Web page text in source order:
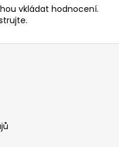
vkládat hodnocení.
.